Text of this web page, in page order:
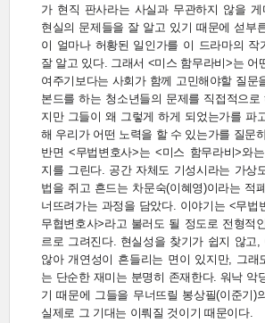
가 현직 판사라는 사실과 무관하지 않을
현실의 문제들을 잘 알고 있기 때문에 섣부
이 얼마나 허황된 일인가를 이 드라마의 작
잘 알고 있다. 그래서 <미스 함무라비>는 어
여주기보다는 사회가 함께 고민해야할 질문
본드를 하는 청소년들의 문제를 직접적으로
지만 그들이 왜 그렇게 하게 되었는가를 파
해 우리가 어떤 노력을 할 수 있는가를 질문
반면 <무법변호사>는 <미스 함무라비>와
지를 그린다. 공간 자체도 기성시라는 가상
법을 쥐고 흔드는 차문숙(이혜영)이라는 적
너뜨려가는 과정을 담았다. 이야기는 <무법
무협변호사>라고 불러도 될 정도로 전형적
르로 그려진다. 현실성을 찾기가 쉽지 않고,
않아 개연성이 흔들리는 면이 있지만, 그래
는 단순한 재미는 분명히 존재한다. 워낙 악
기 때문에 그들을 무너뜨릴 봉상필(이준기)
실제로 그 기대는 이뤄질 것이기 때문이다.